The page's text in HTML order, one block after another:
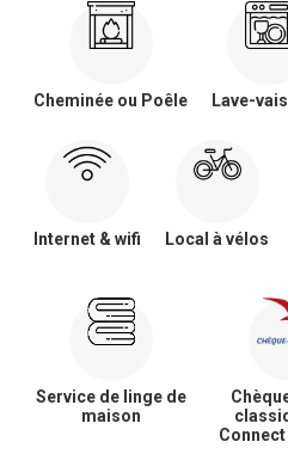
Cheminée ou Poêle Lave-
Internet & wifi Local à vélos
Service de linge de
maison